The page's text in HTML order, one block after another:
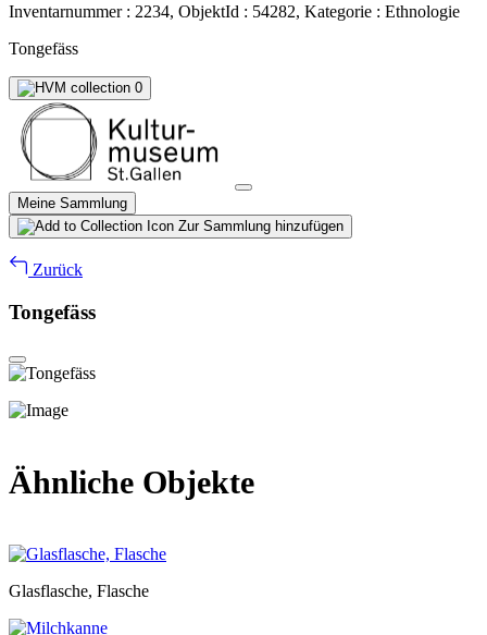
Inventarnummer : 2234, ObjektId : 54282, Kategorie : Ethnologie
Tongefäss
0
Meine Sammlung
Zur Sammlung hinzufügen
Zurück
Tongefäss
Ähnliche Objekte
Glasflasche, Flasche